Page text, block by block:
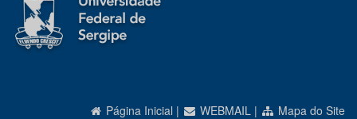
Página Inicial | WEBMAIL | Mapa do Site